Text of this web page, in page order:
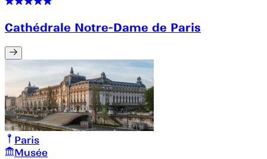
Cathédrale Notre-Dame de Paris
Paris
Musée